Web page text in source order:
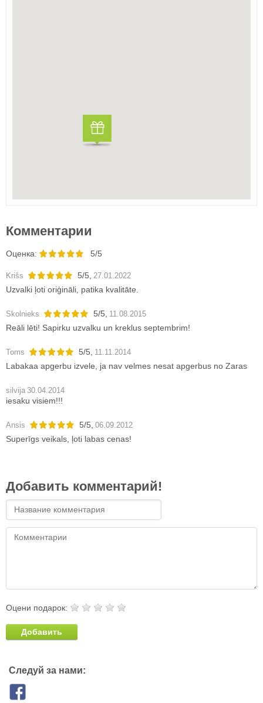
Комментарии
Oценка: 5/5
Krišs 5/5 27.01.2022
Uzvalki ļoti oriģināli, patika kvalitāte.
Skolnieks 5/5 11.08.2015
Reāli lēti! Sapirku uzvalku un kreklus septembrim!
Toms 5/5 11.11.2014
Labakaa apgerbu izvele, ja nav velmes nesat apgerbus no Zaras
silvija 30.04.2014
iesaku visiem!!!
Ansis 5/5 06.09.2012
Superīgs veikals, ļoti labas cenas!
Добавить комментарий!
Оцени подарок:
Добавить
Следуй за нами: